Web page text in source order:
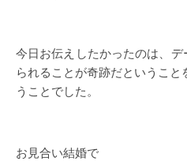
今日お伝えしたかったのは、
られることが奇跡だというこ
うことでした。
お見合い結婚で